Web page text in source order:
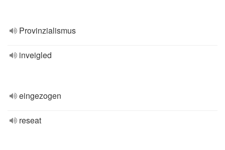
Provinzialismus
inveigled
eingezogen
reseat